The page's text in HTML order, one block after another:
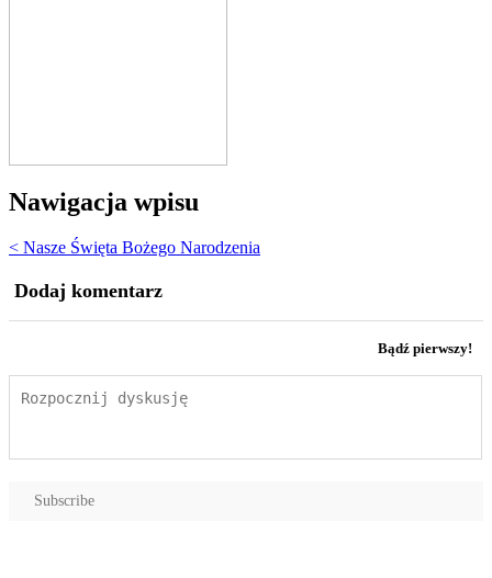
Nawigacja wpisu
< Nasze Święta Bożego Narodzenia
Dodaj komentarz
Bądź pierwszy!
Subscribe